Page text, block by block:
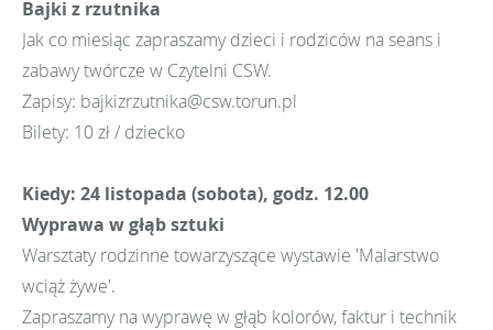
Bajki z rzutnika
Jak co miesiąc zapraszamy dzieci i rodziców na seans i
zabawy twórcze w Czytelni CSW.
Zapisy: bajkizrzutnika@csw.torun.pl
Bilety: 10 zł / dziecko
Kiedy: 24 listopada (sobota), godz. 12.00
Wyprawa w głąb sztuki
Warsztaty rodzinne towarzyszące wystawie 'Malarstwo
wciąż żywe'.
Zapraszamy na wyprawę w głąb kolorów, faktur i technik